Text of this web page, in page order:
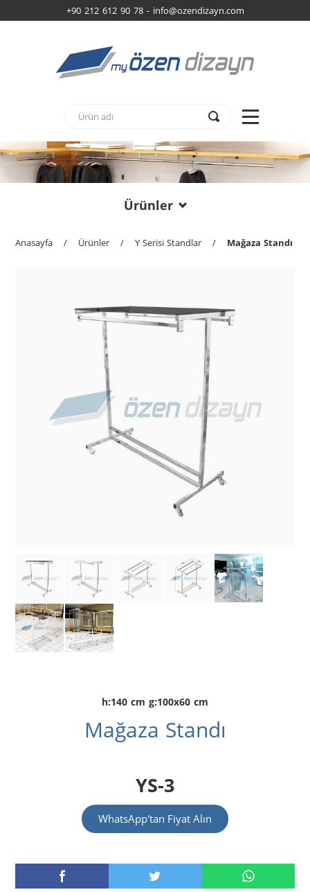
+90 212 612 90 78 - info@ozendizayn.com
Ürünler
Anasayfa / Ürünler / Y Serisi Standlar / Mağaza Standı
h:140 cm g:100x60 cm
Mağaza Standı
YS-3
WhatsApp'tan Fiyat Alın